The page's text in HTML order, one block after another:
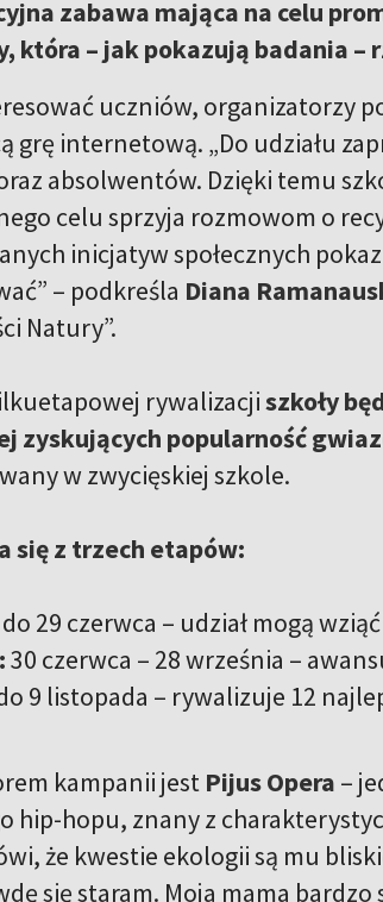
zabawa mająca na celu
która – jak pokazują badania
uczniów, organizatorzy
grę internetową. „Do udziału
absolwentów. Dzięki temu
celu sprzyja rozmowom o
inicjatyw społecznych
– podkreśla Diana
Natury”.
rywalizacjiszkoły
zyskujących popularność
w zwycięskiej szkole.
się z trzech etapów:
do 29 czerwca – udział mogą
30 czerwca – 28 września –
9 listopada – rywalizuje 12
kampanii jest Pijus Opera –
hip-hopu, znany z
że kwestie ekologii są mu
się staram. Moja mama